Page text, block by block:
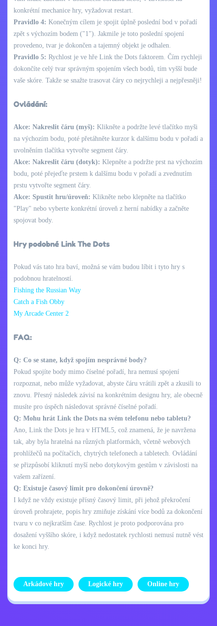
konkrétní mechanice hry, vyžadovat restart.
Pravidlo 4: Konečným cílem je spojit úplně poslední bod v pořadí
zpět s výchozím bodem ("1"). Jakmile je toto poslední spojení
provedeno, tvar je dokončen a tajemný objekt je odhalen.
Pravidlo 5: Rychlost je ve hře Link the Dots faktorem. Čím rychleji
dokončíte celý tvar správným spojením všech bodů, tím vyšší bude
vaše skóre. Takže se snažte trasovat čáry co nejrychleji a nejpřesněji!
Ovládání:
Akce: Nakreslit čáru (myš): Klikněte a podržte levé tlačítko myši
na výchozím bodu, poté přetáhněte kurzor k dalšímu bodu v pořadí a
uvolněním tlačítka vytvořte segment čáry.
Akce: Nakreslit čáru (dotyk): Klepněte a podržte prst na výchozím
bodu, poté přejeďte prstem k dalšímu bodu v pořadí a zvednutím
prstu vytvořte segment čáry.
Akce: Spustit hru/úroveň: Klikněte nebo klepněte na tlačítko
"Play" nebo vyberte konkrétní úroveň z herní nabídky a začněte
spojovat body.
Hry podobné Link The Dots
Pokud vás tato hra baví, možná se vám budou líbit i tyto hry s
podobnou hratelností.
Fishing the Russian Way
Catch a Fish Obby
My Arcade Center 2
FAQ:
Q: Co se stane, když spojím nesprávné body?
Pokud spojíte body mimo číselné pořadí, hra nemusí spojení
rozpoznat, nebo může vyžadovat, abyste čáru vrátili zpět a zkusili to
znovu. Přesný následek závisí na konkrétním designu hry, ale obecně
musíte pro úspěch následovat správné číselné pořadí.
Q: Mohu hrát Link the Dots na svém telefonu nebo tabletu?
Ano, Link the Dots je hra v HTML5, což znamená, že je navržena
tak, aby byla hratelná na různých platformách, včetně webových
prohlížečů na počítačích, chytrých telefonech a tabletech. Ovládání
se přizpůsobí kliknutí myší nebo dotykovým gestům v závislosti na
vašem zařízení.
Q: Existuje časový limit pro dokončení úrovně?
I když ne vždy existuje přísný časový limit, při jehož překročení
úroveň prohrajete, popis hry zmiňuje získání více bodů za dokončení
tvaru v co nejkratším čase. Rychlost je proto podporována pro
dosažení vyššího skóre, i když nedostatek rychlosti nemusí nutně vést
ke konci hry.
Arkádové hry Logické hry Online hry